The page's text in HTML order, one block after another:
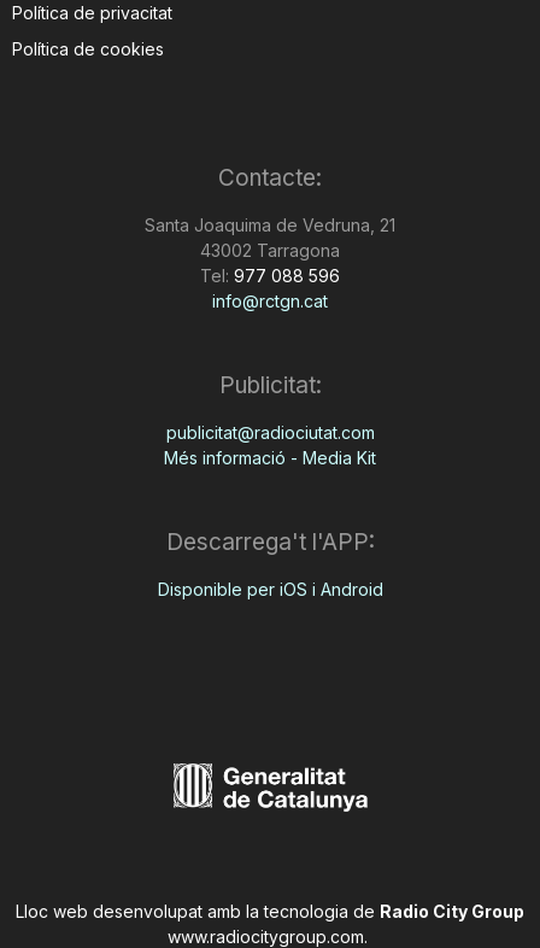
Política de privacitat
Política de cookies
Contacte:
Santa Joaquima de Vedruna, 21
43002 Tarragona
Tel: 977 088 596
info@rctgn.cat
Publicitat:
publicitat@radiociutat.com
Més informació - Media Kit
Descarrega't l'APP:
Disponible per iOS i Android
Lloc web desenvolupat amb la tecnologia de Radio City Group
www.radiocitygroup.com.